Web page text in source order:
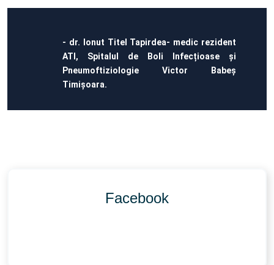
- dr. Ionut Titel Tapirdea- medic rezident
ATI, Spitalul de Boli Infecțioase și
Pneumoftiziologie Victor Babeș
Timișoara.
Facebook